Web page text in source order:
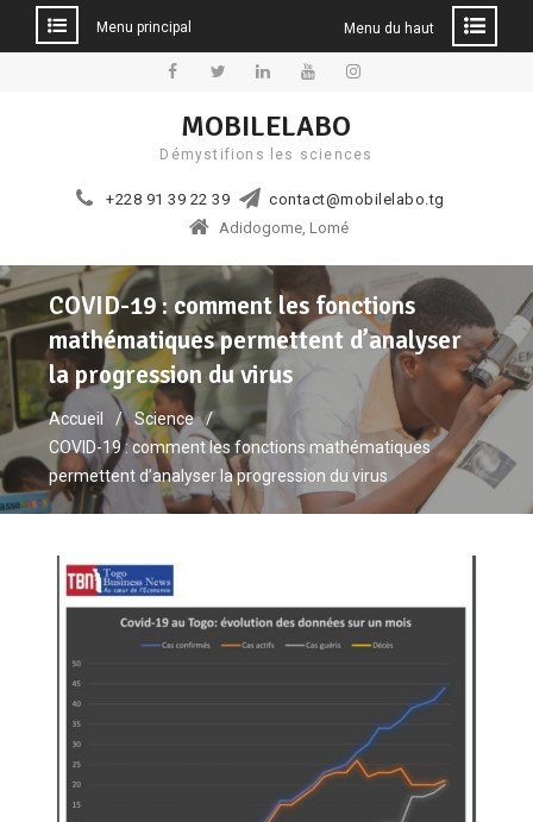
Menu principal Menu du haut
MOBILELABO
Démystifions les sciences
+228 91 39 22 39
contact@mobilelabo.tg
Adidogome, Lomé
COVID-19 : comment les fonctions
mathématiques permettent d’analyser
la progression du virus
Accueil
Science
COVID-19 : comment les fonctions mathématiques
permettent d’analyser la progression du virus